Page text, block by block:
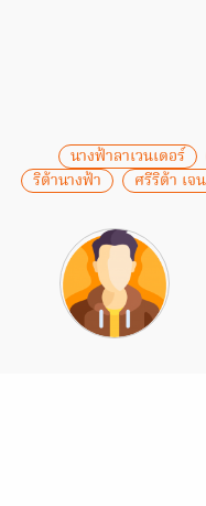
นางฟ้าลาเวนเดอร์
ริต้านางฟ้า
ศรีริต้า เจ